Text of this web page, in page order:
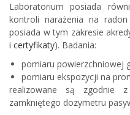
Laboratorium posiada
kontroli narażenia na
posiada w tym zakresie
i certyfikaty). Badania:
pomiaru powierzchniowej
pomiaru ekspozycji na
realizowane są zgodnie
zamkniętego dozymetru